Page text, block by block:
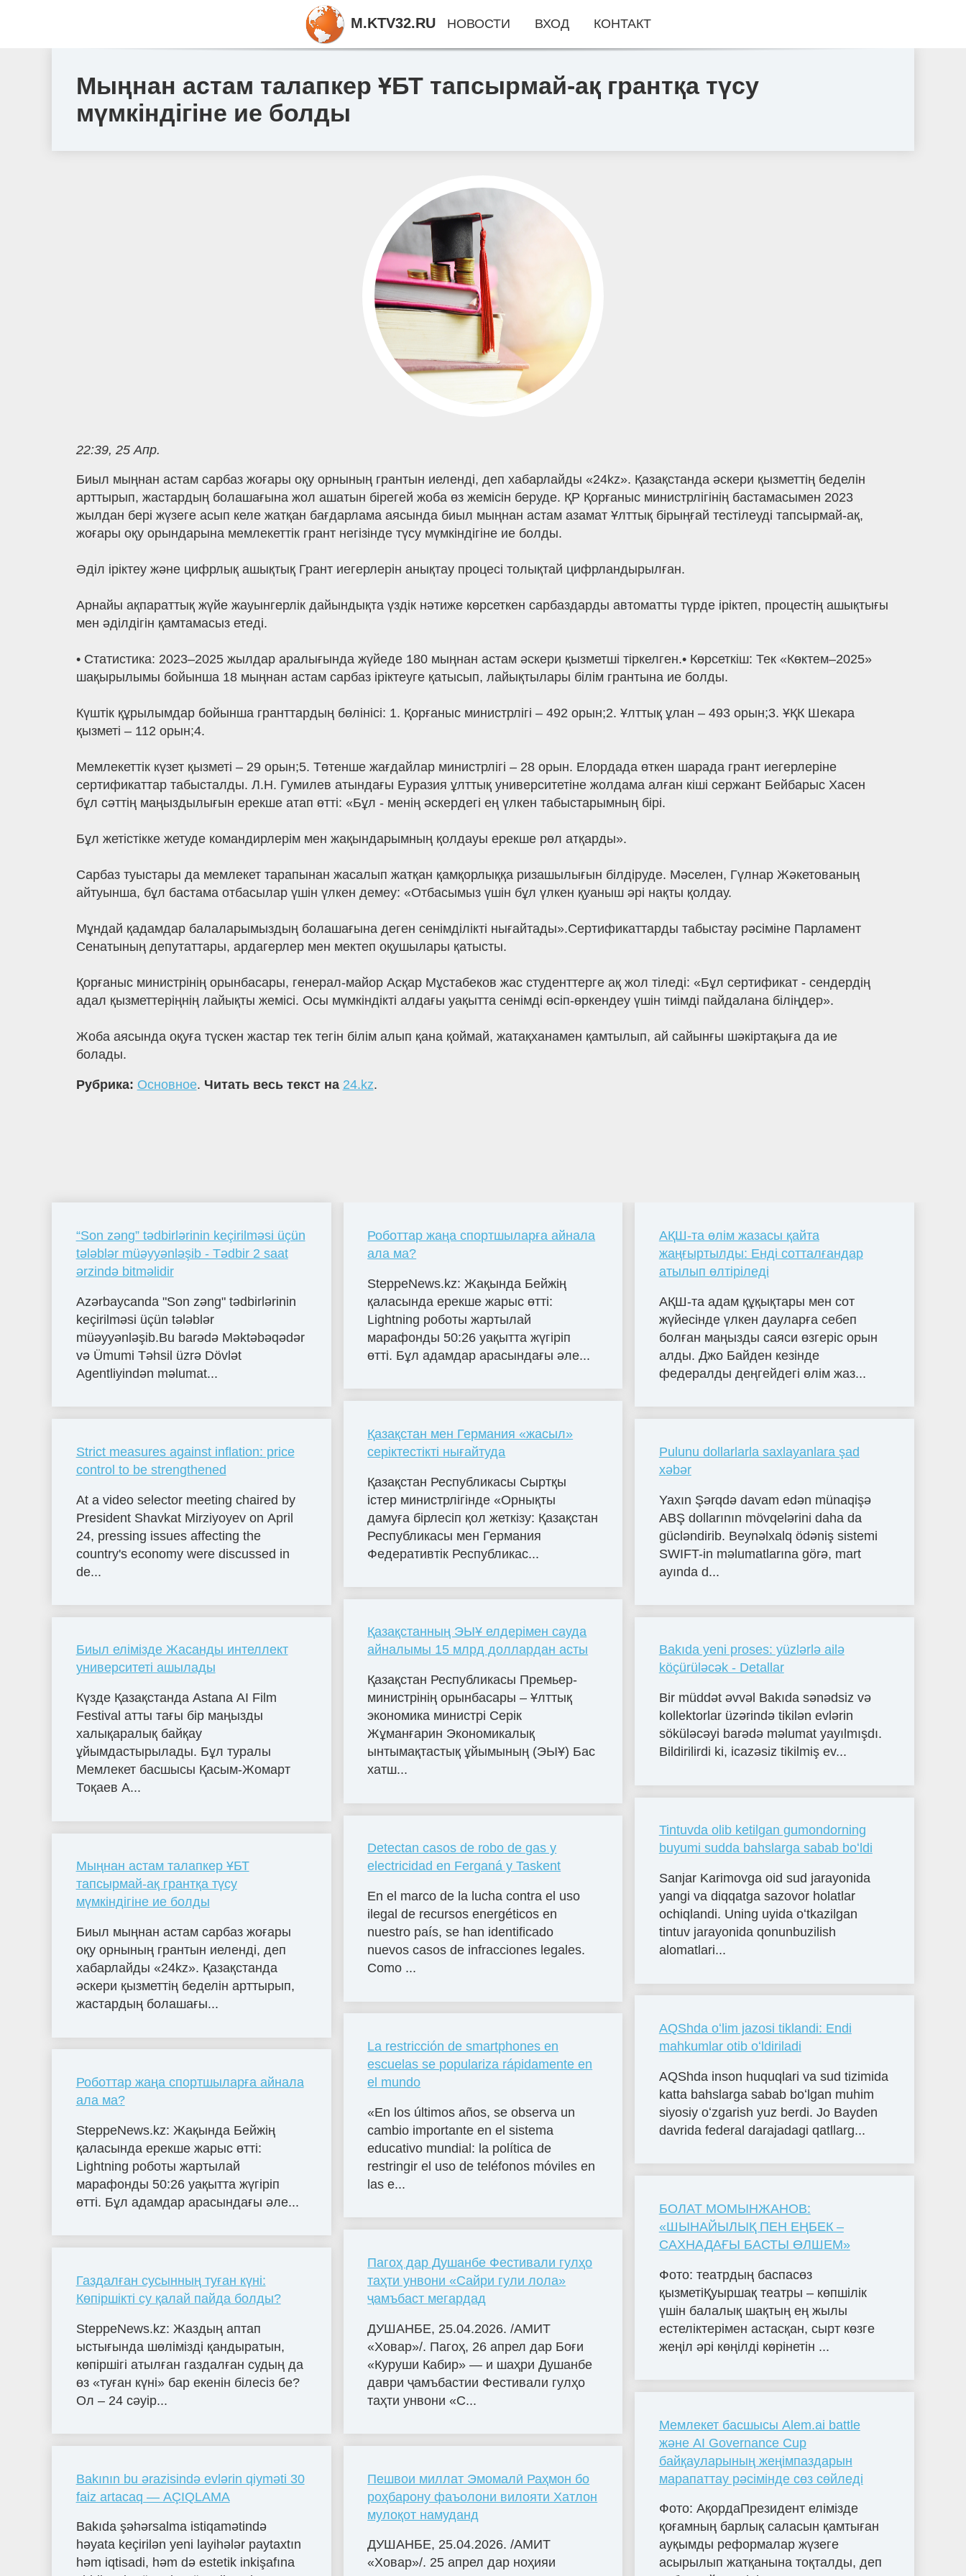
Мыңнан астам талапкер ҰБТ тапсырмай-ақ грантқа түсу
мүмкіндігіне ие болды
22:39, 25 Апр.
Биыл мыңнан астам сарбаз жоғары оқу орнының грантын иеленді, деп хабарлайды «24kz». Қазақстанда әскери қызметтің беделін
арттырып, жастардың болашағына жол ашатын бірегей жоба өз жемісін беруде. ҚР Қорғаныс министрлігінің бастамасымен 2023
жылдан бері жүзеге асып келе жатқан бағдарлама аясында биыл мыңнан астам азамат Ұлттық бірыңғай тестілеуді тапсырмай-ақ,
жоғары оқу орындарына мемлекеттік грант негізінде түсу мүмкіндігіне ие болды.
Әділ іріктеу және цифрлық ашықтық Грант иегерлерін анықтау процесі толықтай цифрландырылған.
Арнайы ақпараттық жүйе жауынгерлік дайындықта үздік нәтиже көрсеткен сарбаздарды автоматты түрде іріктеп, процестің ашықтығы
мен әділдігін қамтамасыз етеді.
• Статистика: 2023–2025 жылдар аралығында жүйеде 180 мыңнан астам әскери қызметші тіркелген.• Көрсеткіш: Тек «Көктем–2025»
шақырылымы бойынша 18 мыңнан астам сарбаз іріктеуге қатысып, лайықтылары білім грантына ие болды.
Күштік құрылымдар бойынша гранттардың бөлінісі: 1. Қорғаныс министрлігі – 492 орын;2. Ұлттық ұлан – 493 орын;3. ҰҚК Шекара
қызметі – 112 орын;4.
Мемлекеттік күзет қызметі – 29 орын;5. Төтенше жағдайлар министрлігі – 28 орын. Елордада өткен шарада грант иегерлеріне
сертификаттар табысталды. Л.Н. Гумилев атындағы Еуразия ұлттық университетіне жолдама алған кіші сержант Бейбарыс Хасен
бұл сәттің маңыздылығын ерекше атап өтті: «Бұл - менің әскердегі ең үлкен табыстарымның бірі.
Бұл жетістікке жетуде командирлерім мен жақындарымның қолдауы ерекше рөл атқарды».
Сарбаз туыстары да мемлекет тарапынан жасалып жатқан қамқорлыққа ризашылығын білдіруде. Мәселен, Гүлнар Жәкетованың
айтуынша, бұл бастама отбасылар үшін үлкен демеу: «Отбасымыз үшін бұл үлкен қуаныш әрі нақты қолдау.
Мұндай қадамдар балаларымыздың болашағына деген сенімділікті нығайтады».Сертификаттарды табыстау рәсіміне Парламент
Сенатының депутаттары, ардагерлер мен мектеп оқушылары қатысты.
Қорғаныс министрінің орынбасары, генерал-майор Асқар Мұстабеков жас студенттерге ақ жол тіледі: «Бұл сертификат - сендердің
адал қызметтеріңнің лайықты жемісі. Осы мүмкіндікті алдағы уақытта сенімді өсіп-өркендеу үшін тиімді пайдалана біліңдер».
Жоба аясында оқуға түскен жастар тек тегін білім алып қана қоймай, жатақханамен қамтылып, ай сайынғы шәкіртақыға да ие
болады.
Рубрика: Основное. Читать весь текст на 24.kz.
“Son zəng” tədbirlərinin keçirilməsi üçün
tələblər müəyyənləşib - Tədbir 2 saat
ərzində bitməlidir
Azərbaycanda "Son zəng" tədbirlərinin
keçirilməsi üçün tələblər
müəyyənləşib.Bu barədə Məktəbəqədər
və Ümumi Təhsil üzrə Dövlət
Agentliyindən məlumat...
Strict measures against inflation: price
control to be strengthened
At a video selector meeting chaired by
President Shavkat Mirziyoyev on April
24, pressing issues affecting the
country's economy were discussed in
de...
Биыл елімізде Жасанды интеллект
университеті ашылады
Күзде Қазақстанда Astana AI Film
Festival атты тағы бір маңызды
халықаралық байқау
ұйымдастырылады. Бұл туралы
Мемлекет басшысы Қасым-Жомарт
Тоқаев A...
Мыңнан астам талапкер ҰБТ
тапсырмай-ақ грантқа түсу
мүмкіндігіне ие болды
Биыл мыңнан астам сарбаз жоғары
оқу орнының грантын иеленді, деп
хабарлайды «24kz». Қазақстанда
әскери қызметтің беделін арттырып,
жастардың болашағы...
Роботтар жаңа спортшыларға айнала
ала ма?
SteppeNews.kz: Жақында Бейжің
қаласында ерекше жарыс өтті:
Lightning роботы жартылай
марафонды 50:26 уақытта жүгіріп
өтті. Бұл адамдар арасындағы әле...
Газдалған сусынның туған күні:
Көпіршікті су қалай пайда болды?
SteppeNews.kz: Жаздың аптап
ыстығында шөлімізді қандыратын,
көпіршігі атылған газдалған судың да
өз «туған күні» бар екенін білесіз бе?
Ол – 24 сәуір...
Bakının bu ərazisində evlərin qiyməti 30
faiz artacaq — AÇIQLAMA
Bakıda şəhərsalma istiqamətində
həyata keçirilən yeni layihələr paytaxtın
həm iqtisadi, həm də estetik inkişafına
Роботтар жаңа спортшыларға айнала
ала ма?
SteppeNews.kz: Жақында Бейжің
қаласында ерекше жарыс өтті:
Lightning роботы жартылай
марафонды 50:26 уақытта жүгіріп
өтті. Бұл адамдар арасындағы әле...
Қазақстан мен Германия «жасыл»
серіктестікті нығайтуда
Қазақстан Республикасы Сыртқы
істер министрлігінде «Орнықты
дамуға бірлесіп қол жеткізу: Қазақстан
Республикасы мен Германия
Федеративтік Республикас...
Қазақстанның ЭЫҰ елдерімен сауда
айналымы 15 млрд доллардан асты
Қазақстан Республикасы Премьер-
министрінің орынбасары – Ұлттық
экономика министрі Серік
Жұманғарин Экономикалық
ынтымақтастық ұйымының (ЭЫҰ) Бас
хатш...
Detectan casos de robo de gas y
electricidad en Ferganá y Taskent
En el marco de la lucha contra el uso
ilegal de recursos energéticos en
nuestro país, se han identificado
nuevos casos de infracciones legales.
Como ...
La restricción de smartphones en
escuelas se populariza rápidamente en
el mundo
«En los últimos años, se observa un
cambio importante en el sistema
educativo mundial: la política de
restringir el uso de teléfonos móviles en
las e...
Пагоҳ дар Душанбе Фестивали гулҳо
таҳти унвони «Сайри гули лола»
ҷамъбаст мегардад
ДУШАНБЕ, 25.04.2026. /АМИТ
«Ховар»/. Пагоҳ, 26 апрел дар Боғи
«Куруши Кабир» — и шаҳри Душанбе
даври ҷамъбастии Фестивали гулҳо
таҳти унвони «С...
Пешвои миллат Эмомалӣ Раҳмон бо
роҳбарону фаъолони вилояти Хатлон
мулоқот намуданд
ДУШАНБЕ, 25.04.2026. /АМИТ
«Ховар»/. 25 апрел дар ноҳияи
АҚШ-та өлім жазасы қайта
жаңғыртылды: Енді сотталғандар
атылып өлтіріледі
АҚШ-та адам құқықтары мен сот
жүйесінде үлкен дауларға себеп
болған маңызды саяси өзгеріс орын
алды. Джо Байден кезінде
федералды деңгейдегі өлім жаз...
Pulunu dollarlarla saxlayanlara şad
xəbər
Yaxın Şərqdə davam edən münaqişə
ABŞ dollarının mövqelərini daha da
gücləndirib. Beynəlxalq ödəniş sistemi
SWIFT-in məlumatlarına görə, mart
ayında d...
Bakıda yeni proses: yüzlərlə ailə
köçürüləcək - Detallar
Bir müddət əvvəl Bakıda sənədsiz və
kollektorlar üzərində tikilən evlərin
söküləcəyi barədə məlumat yayılmışdı.
Bildirilirdi ki, icazəsiz tikilmiş ev...
Tintuvda olib ketilgan gumondorning
buyumi sudda bahslarga sabab boʻldi
Sanjar Karimovga oid sud jarayonida
yangi va diqqatga sazovor holatlar
ochiqlandi. Uning uyida oʻtkazilgan
tintuv jarayonida qonunbuzilish
alomatlari...
AQShda oʻlim jazosi tiklandi: Endi
mahkumlar otib oʻldiriladi
AQShda inson huquqlari va sud tizimida
katta bahslarga sabab boʻlgan muhim
siyosiy oʻzgarish yuz berdi. Jo Bayden
davrida federal darajadagi qatllarg...
БОЛАТ МОМЫНЖАНОВ:
«ШЫНАЙЫЛЫҚ ПЕН ЕҢБЕК –
САХНАДАҒЫ БАСТЫ ӨЛШЕМ»
Фото: театрдың баспасөз
қызметіҚуыршақ театры – көпшілік
үшін балалық шақтың ең жылы
естеліктерімен астасқан, сырт көзге
жеңіл әрі көңілді көрінетін ...
Мемлекет басшысы Alem.ai battle
және AI Governance Cup
байқауларының жеңімпаздарын
марапаттау рәсімінде сөз сөйледі
Фото: АқордаПрезидент елімізде
қоғамның барлық саласын қамтыған
ауқымды реформалар жүзеге
асырылып жатқанына тоқталды, деп
M.KTV32.RU НОВОСТИ ВХОД КОНТАКТ